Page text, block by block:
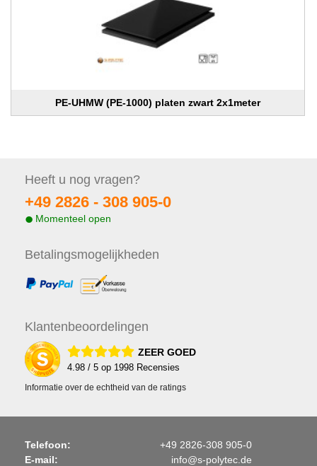
PE-UHMW (PE-1000) platen zwart 2x1meter
Heeft u nog vragen?
+49 2826 - 308 905-0
Momenteel open
Betalingsmogelijkheden
Klantenbeoordelingen
ZEER GOED
4.98 / 5 op 1998 Recensies
Informatie over de echtheid van de ratings
Telefoon:
+49 2826-308 905-0
E-mail:
info@s-polytec.de